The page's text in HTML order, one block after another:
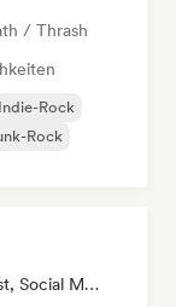
/ Thrash
Indie-Rock
Rock
Booker, Media Outlet/Journalist, Social Media Influencer